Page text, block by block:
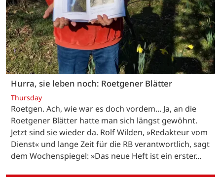
Hurra, sie leben noch: Roetgener Blätter
Thursday
Roetgen. Ach, wie war es doch vordem... Ja, an die
Roetgener Blätter hatte man sich längst gewöhnt.
Jetzt sind sie wieder da. Rolf Wilden, »Redakteur vom
Dienst« und lange Zeit für die RB verantwortlich, sagt
dem Wochenspiegel: »Das neue Heft ist ein erster…